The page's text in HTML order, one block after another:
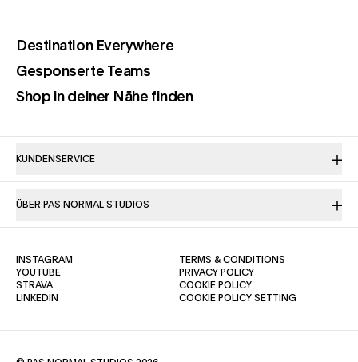
Destination Everywhere(opens in a new tab)
Gesponserte Teams(opens in a new tab)
Shop in deiner Nähe finden(opens in a new tab)
KUNDENSERVICE
ÜBER PAS NORMAL STUDIOS
TERMS & CONDITIONS
PRIVACY POLICY(OPENS IN A NEW TAB)
COOKIE POLICY(OPENS IN A NEW TAB)
COOKIE POLICY SETTING
INSTAGRAM
YOUTUBE(OPENS IN A NEW TAB)
STRAVA(OPENS IN A NEW TAB)
LINKEDIN